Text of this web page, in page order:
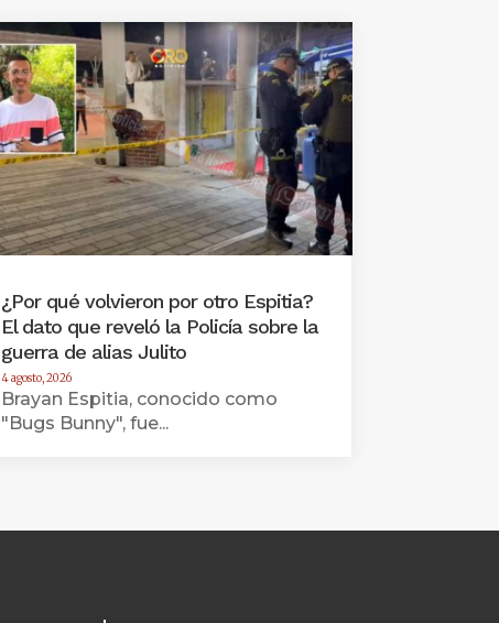
¿Por qué volvieron por otro Espitia?
El dato que reveló la Policía sobre la
guerra de alias Julito
4 agosto, 2026
Brayan Espitia, conocido como
"Bugs Bunny", fue...